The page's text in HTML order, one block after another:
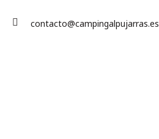
contacto@campingalpujarras.es